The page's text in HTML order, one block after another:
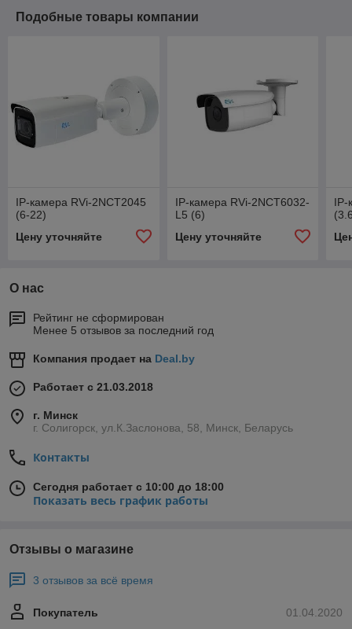
Подобные товары компании
IP-камера RVi-2NCT2045
(6-22)
Цену уточняйте
IP-камера RVi-2NCT6032-
L5 (6)
Цену уточняйте
IP-
О нас
Рейтинг не сформирован
Менее 5 отзывов за последний год
Компания продает на Deal.by
Работает с 21.03.2018
г. Минск
г. Солигорск, ул.К.Заслонова, 58, Минск, Беларусь
Контакты
Сегодня работает с 10:00 до 18:00
Показать весь график работы
Отзывы о магазине
3 отзывов за всё время
01.04.2020
Покупатель